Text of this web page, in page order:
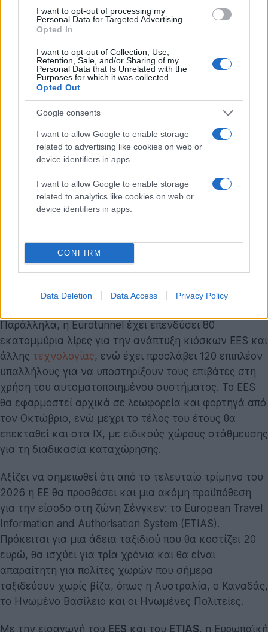
I want to opt-out of processing my
Personal Data for Targeted Advertising.
Opted In
I want to opt-out of Collection, Use,
Retention, Sale, and/or Sharing of my
Personal Data that Is Unrelated with the
Purposes for which it was collected.
Opted Out
Google consents
I want to allow Google to enable storage
related to advertising like cookies on web or
device identifiers in apps.
I want to allow Google to enable storage
related to analytics like cookies on web or
device identifiers in apps.
CONFIRM
Data Deletion Data Access Privacy Policy
Ειδικό ενδιαφέρον παρουσιάζει η περίπτωση του
Ηνωμένου Βασιλείου, το οποίο φιλοξενεί συνοριακούς
ελέγχους της ΕΕ σε κομβικά σημεία όπως το λιμάνι
του Dover, το Folkestone για το Eurotunnel και τον
σταθμό St Pancras στο Λονδίνο για τα τρένα Eurostar.
Η βρετανική κυβέρνηση έχει διαθέσει 3,5
εκατομμύρια λίρες σε κάθε έναν από αυτούς τους
τερματικούς σταθμούς για την εγκατάσταση ειδικών
υποδομών καταχώρησης.
προσφέρει τη δυνατότητα καταχώρησης πρώτα στους
κατόχους premium εισιτηρίων και μέλη
Paris Gare du Nord. Στο Λονδίνο έχουν ήδη
εγκατασταθεί 49 κιόσκια, με την εταιρεία να
Παράλληλα, η Eurotunnel έχει επενδύσει 80
εκατομμύρια λίρες για την ανάπτυξη κιόσκων EES και
άλλης τεχνολογίας, ενώ έχει προσλάβει 120 επιπλέον
υπαλλήλους για να υποστηρίξουν τους επιβάτες στη
χρήση του αυτοματοποιημένου συστήματος. Το EES
θα εφαρμοστεί αρχικά σε λεωφορεία και φορτηγά από
τον Οκτώβριο, ενώ μέχρι το τέλος του έτους θα
επεκταθεί και στα ΙΧ, με ειδικούς χώρους στάθμευσης
για τη διαδικασία καταχώρησης.
Αξίζει να σημειωθεί ότι από το τελευταίο τρίμηνο του
2026 η ΕΕ θα προσθέσει και μια ακόμη προϋπόθεση
για την είσοδο στη ζώνη Σένγκεν: το European Travel
Information and Authorisation System (ETIAS).
Πρόκειται για μια άδεια ταξιδιού που θα κοστίζει 20
ευρώ, θα ισχύει για τρία χρόνια και θα είναι
απαραίτητη για πολίτες χωρών που σήμερα
ταξιδεύουν χωρίς βίζα, όπως η Αυστραλία, ο Καναδάς,
το Ηνωμένο Βασίλειο και οι Ηνωμένες Πολιτείες.
Με την εισαγωγή του EES και του ETIAS, η Ευρωπαϊκή